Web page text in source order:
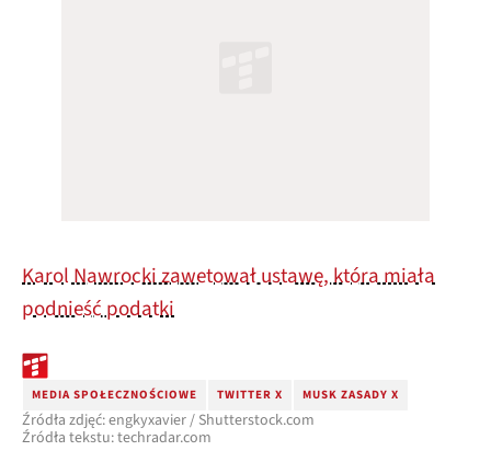
Karol Nawrocki zawetował ustawę, która miała
podnieść podatki
MEDIA SPOŁECZNOŚCIOWE TWITTER X MUSK ZASADY X
Źródła zdjęć: engkyxavier / Shutterstock.com
Źródła tekstu: techradar.com